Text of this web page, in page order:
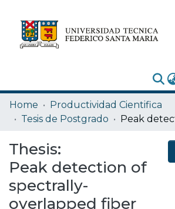
Research Outputs
Statistics
Depósito
Home
Productividad Cientifica
Tesis de Postgrado
Thesis:
Peak detection of
spectrally-
overlapped fiber